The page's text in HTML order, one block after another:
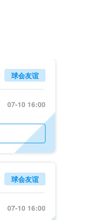
球会友谊
07-10 16:00
球会友谊
07-10 16:00